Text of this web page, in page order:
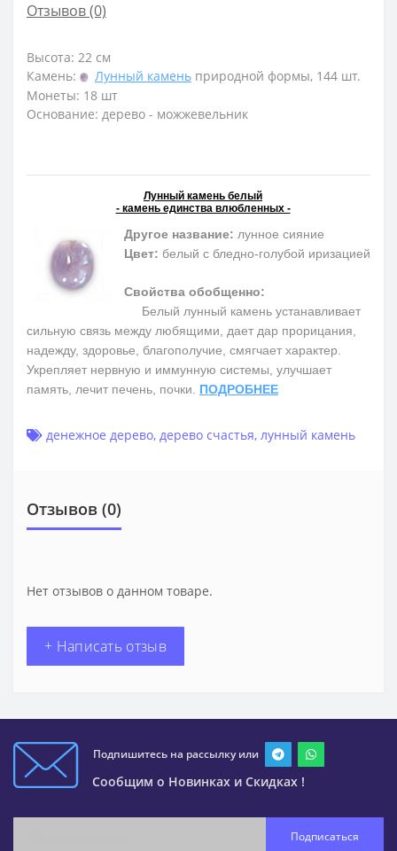
Отзывов (0)
Высота: 22 см
Камень:
Лунный камень природной формы, 144 шт.
Монеты: 18 шт
Основание: дерево - можжевельник
Лунный камень белый
- камень единства влюбленных -
Другое название: лунное сияние
Цвет: белый с бледно-голубой иризацией
Свойства обобщенно:
Белый лунный камень устанавливает
сильную связь между любящими, дает дар прорицания,
надежду, здоровье, благополучие, смягчает характер.
Укрепляет нервную и иммунную системы, улучшает
память, лечит печень, почки. ПОДРОБНЕЕ
денежное дерево, дерево счастья, лунный камень
Отзывов (0)
Нет отзывов о данном товаре.
+ Написать отзыв
Подпишитесь на рассылку или
Сообщим о Новинках и Скидках !
Подписаться